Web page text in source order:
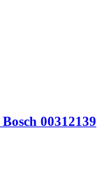
Bosch 00312139